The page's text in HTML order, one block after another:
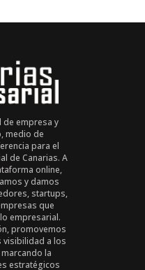
de empresa y
medio de
para el
de Canarias. A
online,
y damos
startups,
que
empresarial.
promovemos
visibilidad a los
la
estratégicos